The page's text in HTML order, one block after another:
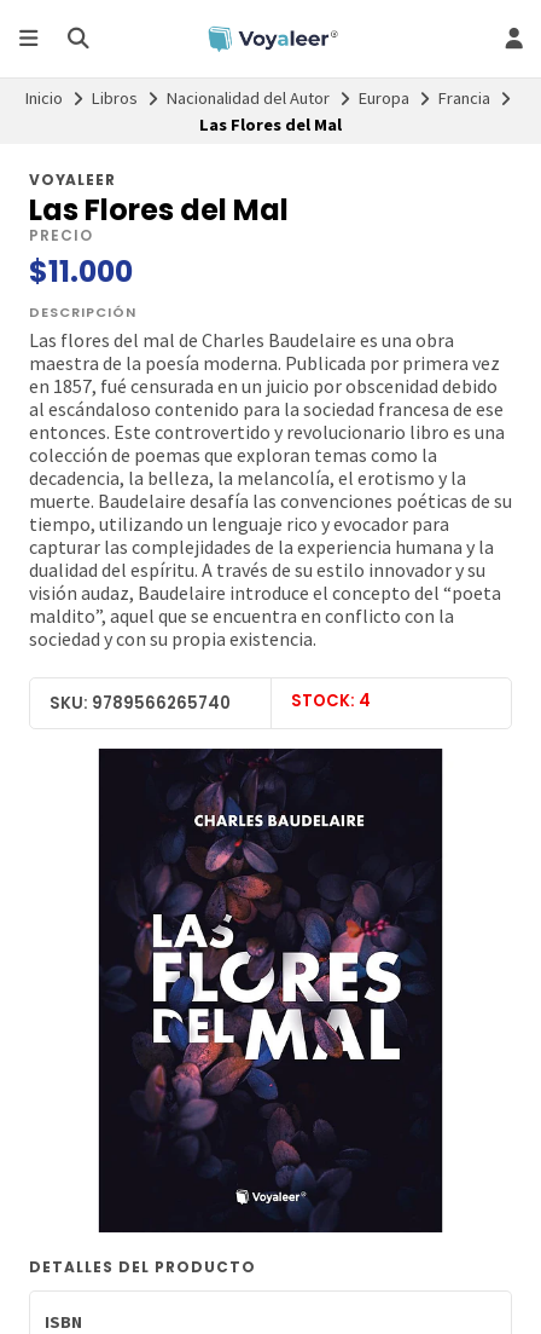
Inicio Libros Nacionalidad del Autor Europa
Francia
Las Flores del Mal
VOYALEER
Las Flores del Mal
PRECIO
$11.000
DESCRIPCIÓN
Las flores del mal de Charles Baudelaire es una obra
maestra de la poesía moderna. Publicada por primera vez
en 1857, fué censurada en un juicio por obscenidad debido
al escándaloso contenido para la sociedad francesa de ese
entonces. Este controvertido y revolucionario libro es una
colección de poemas que exploran temas como la
decadencia, la belleza, la melancolía, el erotismo y la
muerte. Baudelaire desafía las convenciones poéticas de su
tiempo, utilizando un lenguaje rico y evocador para
capturar las complejidades de la experiencia humana y la
dualidad del espíritu. A través de su estilo innovador y su
visión audaz, Baudelaire introduce el concepto del “poeta
maldito”, aquel que se encuentra en conflicto con la
sociedad y con su propia existencia.
SKU: 9789566265740 STOCK: 4
DETALLES DEL PRODUCTO
ISBN